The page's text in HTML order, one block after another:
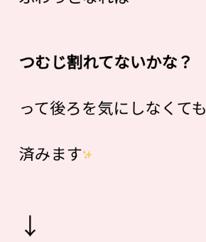
つむじ割れてないかな？
って後ろを気にしなくても
済みます
↓